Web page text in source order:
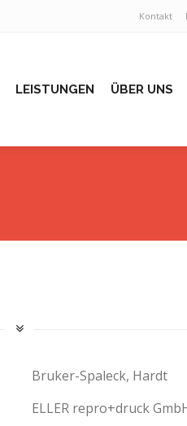
Kontakt
LEISTUNGEN ÜBER UNS
Bruker-Spaleck, Hardt
ELLER repro+druck